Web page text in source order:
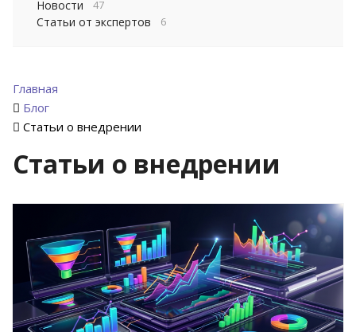
Главная
Блог
Статьи о внедрении
Статьи о внедрении
Новости 47
Статьи от экспертов 6